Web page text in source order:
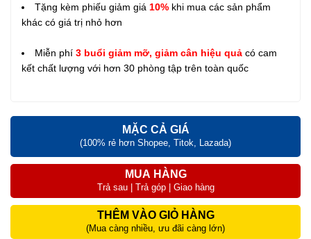
Tặng kèm phiếu giảm giá 10% khi mua các sản phẩm
khác có giá trị nhỏ hơn
Miễn phí 3 buổi giảm mỡ, giảm cân hiệu quả có cam
kết chất lượng với hơn 30 phòng tập trên toàn quốc
MẶC CẢ GIÁ
(100% rẻ hơn Shopee, Titok, Lazada)
MUA HÀNG
Trả sau | Trả góp | Giao hàng
THÊM VÀO GIỎ HÀNG
(Mua càng nhiều, ưu đãi càng lớn)